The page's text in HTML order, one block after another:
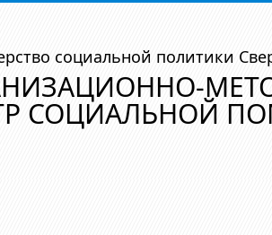
социальной политики
СОЦИАЛЬНОЙ